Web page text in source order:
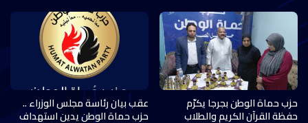
حزب حماة الوطن بجرجا يكرّم
حفظة القرآن الكريم والطلاب
عقب بيان رئاسة مجلس الوزراء ..
حزب حماة الوطن يدين استهداف